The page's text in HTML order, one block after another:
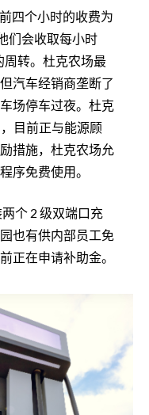
四个小时的收费为
们会收取每小时
周转。杜克农场最
汽车经销商垄断了
场停车过夜。杜克
目前正与能源顾
措施，杜克农场允
序免费使用。
个 2 级双端口充
也有供内部员工免
正在申请补助金。